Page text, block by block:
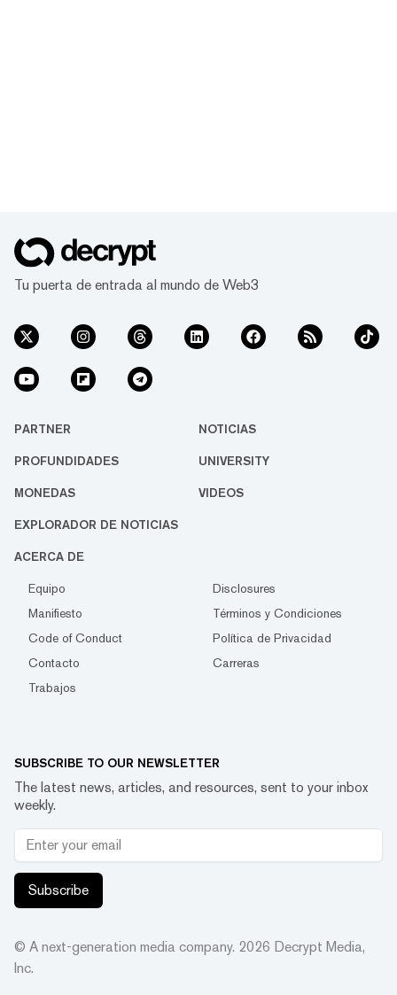
Tu puerta de entrada al mundo de Web3
PARTNER NOTICIAS
PROFUNDIDADES UNIVERSITY
MONEDAS VIDEOS
EXPLORADOR DE NOTICIAS
ACERCA DE
Equipo
Disclosures
Manifiesto
Términos y Condiciones
Code of Conduct
Política de Privacidad
Contacto
Carreras
Trabajos
SUBSCRIBE TO OUR NEWSLETTER
The latest news, articles, and resources, sent to your inbox
weekly.
Subscribe
© A next-generation media company. 2026 Decrypt Media,
Inc.